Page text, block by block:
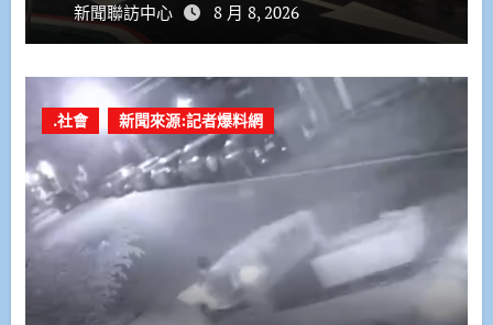
新聞聯訪中心 8 月 8, 2026
.社會 新聞來源:記者爆料網